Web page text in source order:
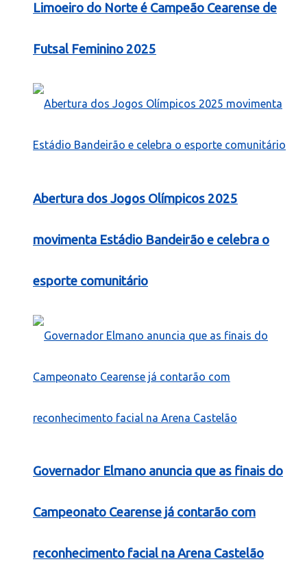
Limoeiro do Norte é Campeão Cearense de
Futsal Feminino 2025
Abertura dos Jogos Olímpicos 2025
movimenta Estádio Bandeirão e celebra o
esporte comunitário
Governador Elmano anuncia que as finais do
Campeonato Cearense já contarão com
reconhecimento facial na Arena Castelão